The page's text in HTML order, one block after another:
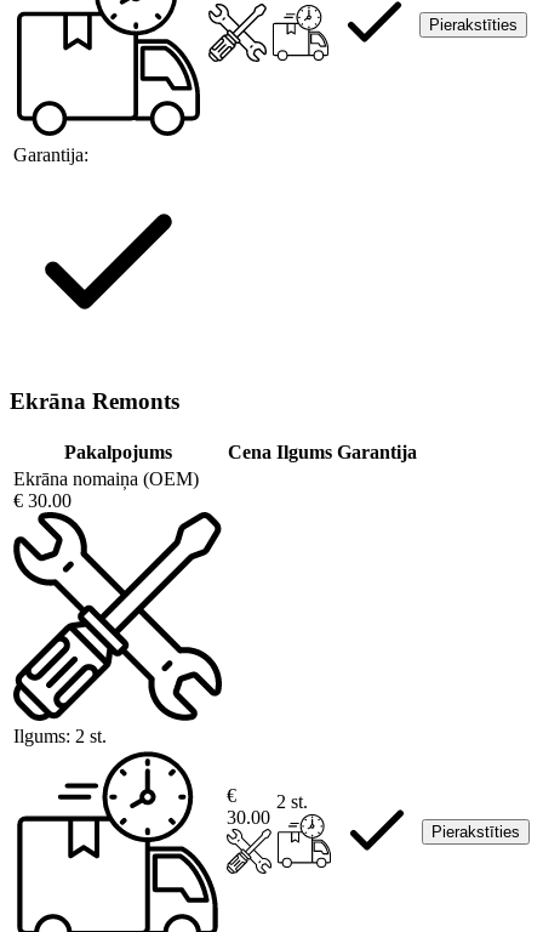
Garantija:
Pierakstīties
Ekrāna Remonts
Pakalpojums Cena Ilgums Garantija
Ekrāna nomaiņa (OEM)
€ 30.00
Ilgums: 2 st.
€
30.00
2 st.
Pierakstīties